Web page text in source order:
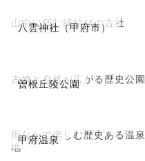
八雲神社（甲府市）
山中に佇む縁結びの古社
曽根丘陵公園
古墳と自然が広がる歴史公園
甲府温泉
街なかで楽しむ歴史ある温泉
地